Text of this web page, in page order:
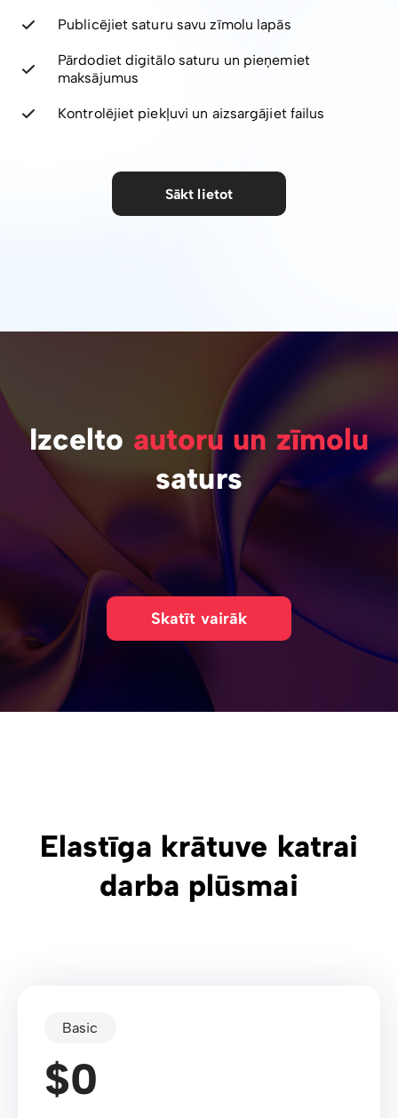
Publicējiet saturu savu zīmolu lapās
Pārdodiet digitālo saturu un pieņemiet
maksājumus
Kontrolējiet piekļuvi un aizsargājiet failus
Sākt lietot
Izcelto autoru un zīmolu
saturs
Skatīt vairāk
Elastīga krātuve katrai
darba plūsmai
Basic
$0